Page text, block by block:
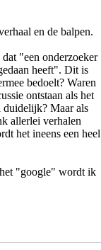
en de balpen.
"een onderzoeker
heeft". Dit is
bedoelt? Waren
ontstaan als het
duidelijk? Maar als
allerlei verhalen
het ineens een heel
"google" wordt ik